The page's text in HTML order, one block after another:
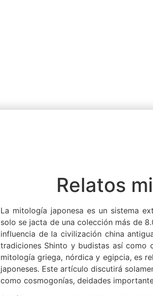
Relatos
La mitología japonesa es un sistema
solo se jacta de una colección más de
influencia de la civilización china
tradiciones Shinto y budistas así como
mitología griega, nórdica y egipcia, es
japoneses. Este artículo discutirá
como cosmogonías, deidades